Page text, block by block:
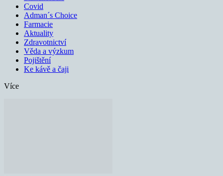
Covid
Adman´s Choice
Farmacie
Aktuality
Zdravotnictví
Věda a výzkum
Pojištění
Ke kávě a čaji
Více